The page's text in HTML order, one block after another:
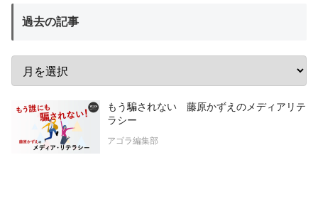
過去の記事
もう騙されない 藤原かずえのメディアリテ
ラシー
アゴラ編集部